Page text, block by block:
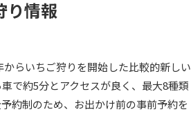
り情報
らいちご狩りを開始した比較的新しい
で約5分とアクセスが良く、最大8種類
約制のため、お出かけ前の事前予約を